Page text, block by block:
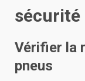
sécurité
Vérifier la
pneus